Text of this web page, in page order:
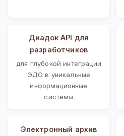
Диадок API для
разработчиков
для глубокой интеграции
ЭДО в уникальные
информационные
системы
Электронный архив